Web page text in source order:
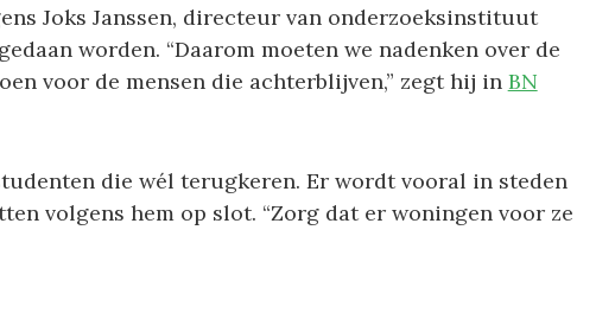
Joks Janssen, directeur van onderzoeksinstituut
worden. “Daarom moeten we nadenken over de
voor de mensen die achterblijven,” zegt hij in BN
die wél terugkeren. Er wordt vooral in steden
volgens hem op slot. “Zorg dat er woningen voor ze